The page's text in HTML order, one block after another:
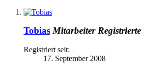
Tobias Mitarbeiter
Registriert seit:
17. September 2008